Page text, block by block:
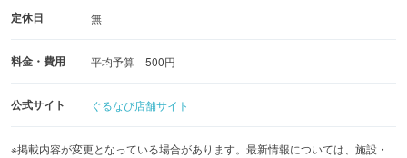
定休日 無
料金・費用 平均予算 500円
公式サイト ぐるなび店舗サイト
※掲載内容が変更となっている場合があります。最新情報については、施設・